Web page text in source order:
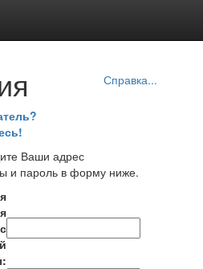
Справка...
Ваши адрес
и пароль в форму ниже.